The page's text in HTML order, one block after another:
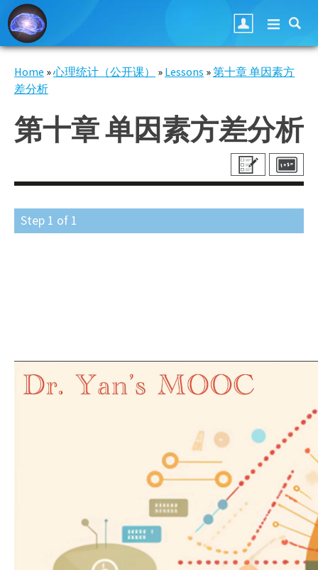
Skip to main content
You are here
Home »心理统计（公开课） » Lessons »第十章 单因素方
差分析
第十章 单因素方差分析
Step 1 of 1